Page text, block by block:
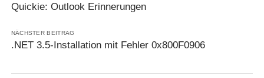
Quickie: Outlook Erinnerungen
NÄCHSTER BEITRAG
.NET 3.5-Installation mit Fehler 0x800F0906